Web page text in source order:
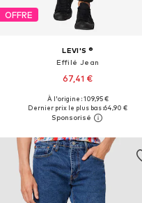
OFFRE
LEVI'S ®
Effilé Jean
67,41 €
+51
Disponible en plusieurs tailles
Ajouter au panier
À l'origine : 109,95 €
Dernier prix le plus bas :64,90 €